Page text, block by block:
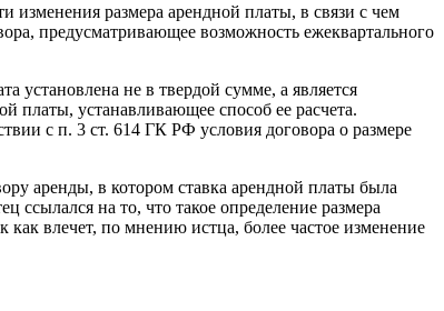
размера арендной платы, в связи с чем
предусматривающее возможность ежеквартального
не в твердой сумме, а является
платы, устанавливающее способ ее расчета.
с п. 3 ст. 614 ГК РФ условия договора о размере
аренды, в котором ставка арендной платы была
ссылался на то, что такое определение размера
влечет, по мнению истца, более частое изменение